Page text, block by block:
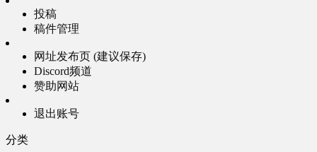
投稿
稿件管理
网址发布页 (建议保存)
Discord频道
赞助网站
退出账号
分类